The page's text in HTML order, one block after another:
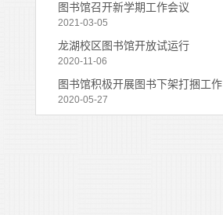
图书馆召开新学期工作会议
2021-03-05
龙湖校区图书馆开放试运行
2020-11-06
图书馆积极开展图书下架打捆工作
2020-05-27